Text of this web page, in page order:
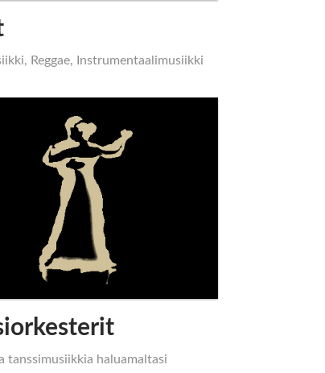
Reggae, Instrumentaalimusiikki
tanssimusiikkia haluamaltasi